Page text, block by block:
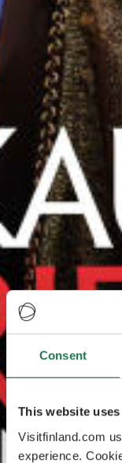
Consent
This website
Visitfinland.com
experience.